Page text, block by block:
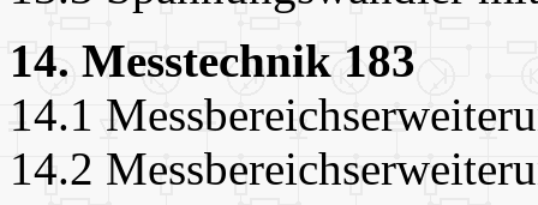
14. Messtechnik 183
14.1
14.2